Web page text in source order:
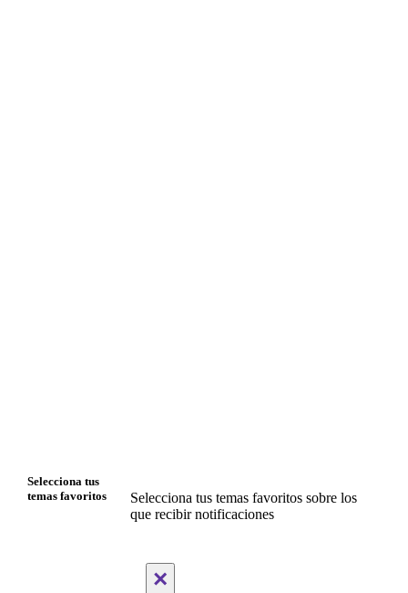
Selecciona tus
temas favoritos
×
Selecciona tus temas favoritos sobre los
que recibir notificaciones